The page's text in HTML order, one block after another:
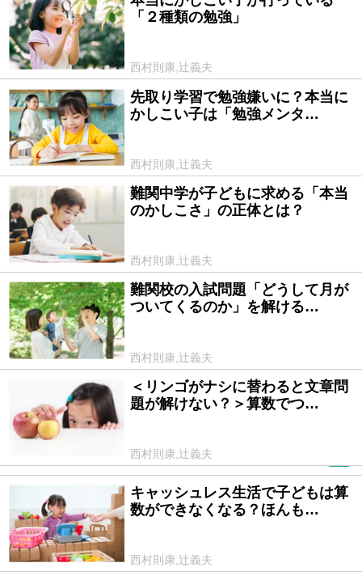
「２種類の勉強」
西村則康,辻義夫
2026/02/07
先取り学習で勉強嫌いに？本当に
かしこい子は「勉強メンタ…
西村則康,辻義夫
2026/02/06
難関中学が子どもに求める「本当
のかしこさ」の正体とは？
西村則康,辻義夫
2024/08/14
難関校の入試問題「どうして月が
ついてくるのか」を解ける…
西村則康,辻義夫
＜リンゴがナシに替わると文章問
題が解けない？＞算数でつ…
西村則康,辻義夫
2024/08/12
キャッシュレス生活で子どもは算
数ができなくなる？ほんも…
西村則康,辻義夫